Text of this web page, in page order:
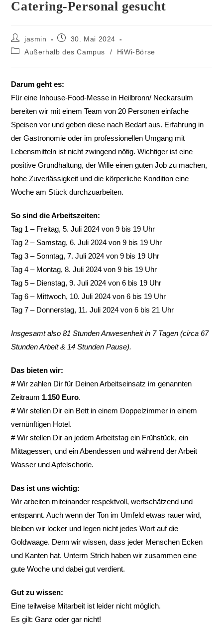
Catering-Personal gesucht
jasmin
30. Mai 2024
Außerhalb des Campus
/ HiWi-Börse
Darum geht es:
Für eine Inhouse-Food-Messe in Heilbronn/ Neckarsulm
bereiten wir mit einem Team von 20 Personen einfache
Speisen vor und geben diese nach Bedarf aus. Erfahrung in
der Gastronomie oder im professionellen Umgang mit
Lebensmitteln ist nicht zwingend nötig. Wichtiger ist eine
positive Grundhaltung, der Wille einen guten Job zu machen,
hohe Zuverlässigkeit und die körperliche Kondition eine
Woche am Stück durchzuarbeiten.
So sind die Arbeitszeiten:
Tag 1 – Freitag, 5. Juli 2024 von 9 bis 19 Uhr
Tag 2 – Samstag, 6. Juli 2024 von 9 bis 19 Uhr
Tag 3 – Sonntag, 7. Juli 2024 von 9 bis 19 Uhr
Tag 4 – Montag, 8. Juli 2024 von 9 bis 19 Uhr
Tag 5 – Dienstag, 9. Juli 2024 von 6 bis 19 Uhr
Tag 6 – Mittwoch, 10. Juli 2024 von 6 bis 19 Uhr
Tag 7 – Donnerstag, 11. Juli 2024 von 6 bis 21 Uhr
Insgesamt also 81 Stunden Anwesenheit in 7 Tagen (circa 67
Stunden Arbeit & 14 Stunden Pause).
Das bieten wir:
# Wir zahlen Dir für Deinen Arbeitseinsatz im genannten
Zeitraum 1.150 Euro.
# Wir stellen Dir ein Bett in einem Doppelzimmer in einem
vernünftigen Hotel.
# Wir stellen Dir an jedem Arbeitstag ein Frühstück, ein
Mittagessen, und ein Abendessen und während der Arbeit
Wasser und Apfelschorle.
Das ist uns wichtig:
Wir arbeiten miteinander respektvoll, wertschätzend und
entspannt. Auch wenn der Ton im Umfeld etwas rauer wird,
bleiben wir locker und legen nicht jedes Wort auf die
Goldwaage. Denn wir wissen, dass jeder Menschen Ecken
und Kanten hat. Unterm Strich haben wir zusammen eine
gute Woche und dabei gut verdient.
Gut zu wissen:
Eine teilweise Mitarbeit ist leider nicht möglich.
Es gilt: Ganz oder gar nicht!